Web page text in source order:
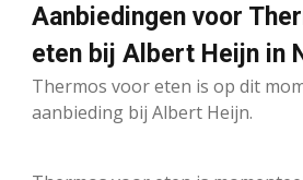
Aanbiedingen voor
eten bij Albert Heijn in
Thermos voor eten is op dit
aanbieding bij Albert Heijn.